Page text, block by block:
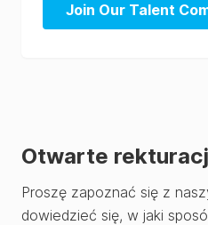
Join Our Talent
Otwarte
Proszę zapoznać się z
dowiedzieć się, w jaki